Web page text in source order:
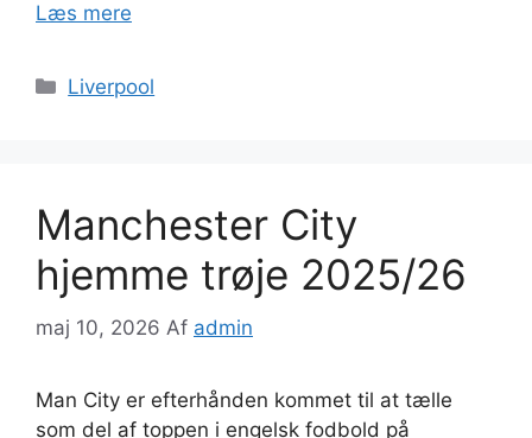
Læs mere
Kategorier
Liverpool
Manchester City
hjemme trøje 2025/26
maj 10, 2026 Af admin
Man City er efterhånden kommet til at tælle
som del af toppen i engelsk fodbold på